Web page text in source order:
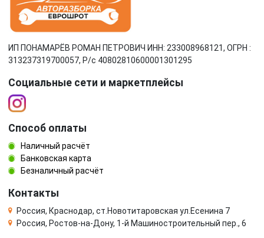
ИП ПОНАМАРЁВ РОМАН ПЕТРОВИЧ ИНН: 233008968121, ОГРН :
313237319700057, Р/c 40802810600001301295
Социальные сети и маркетплейсы
Способ оплаты
Наличный расчёт
Банковская карта
Безналичный расчёт
Контакты
Россия, Краснодар, ст.Новотитаровская ул.Есенина 7
Россия, Ростов-на-Дону, 1-й Машиностроительный пер., 6